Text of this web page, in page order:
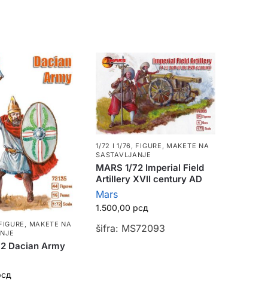
, MAKETE NA
Dacian Army
1/72 I 1/76, FIGURE , MAKETE NA
SASTAVLJANJE
MARS 1/72 Imperial Field
Artillery XVII century AD
Mars
1.500,00 рсд
šifra: MS72093